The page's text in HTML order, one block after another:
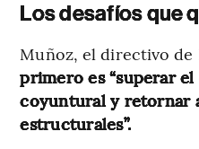
Los desafíos que
Muñoz, el directivo
primero es “superar
coyuntural y retornar
estructurales”.